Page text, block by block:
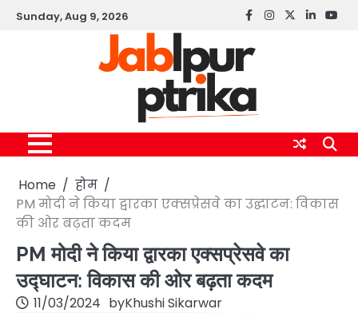
SkipSunday, Aug 9, 2026 Facebook
instagram
twitterlinkedin
Home
होम
PM मोदी ने किया द्वारका एक्सप्रेसवे का उद्घाटन: विकास
की ओर बढ़ता कदम
PM मोदी ने किया द्वारका एक्सप्रेसवे का
उद्घाटन: विकास की ओर बढ़ता कदम
11/03/2024 byKhushi Sikarwar